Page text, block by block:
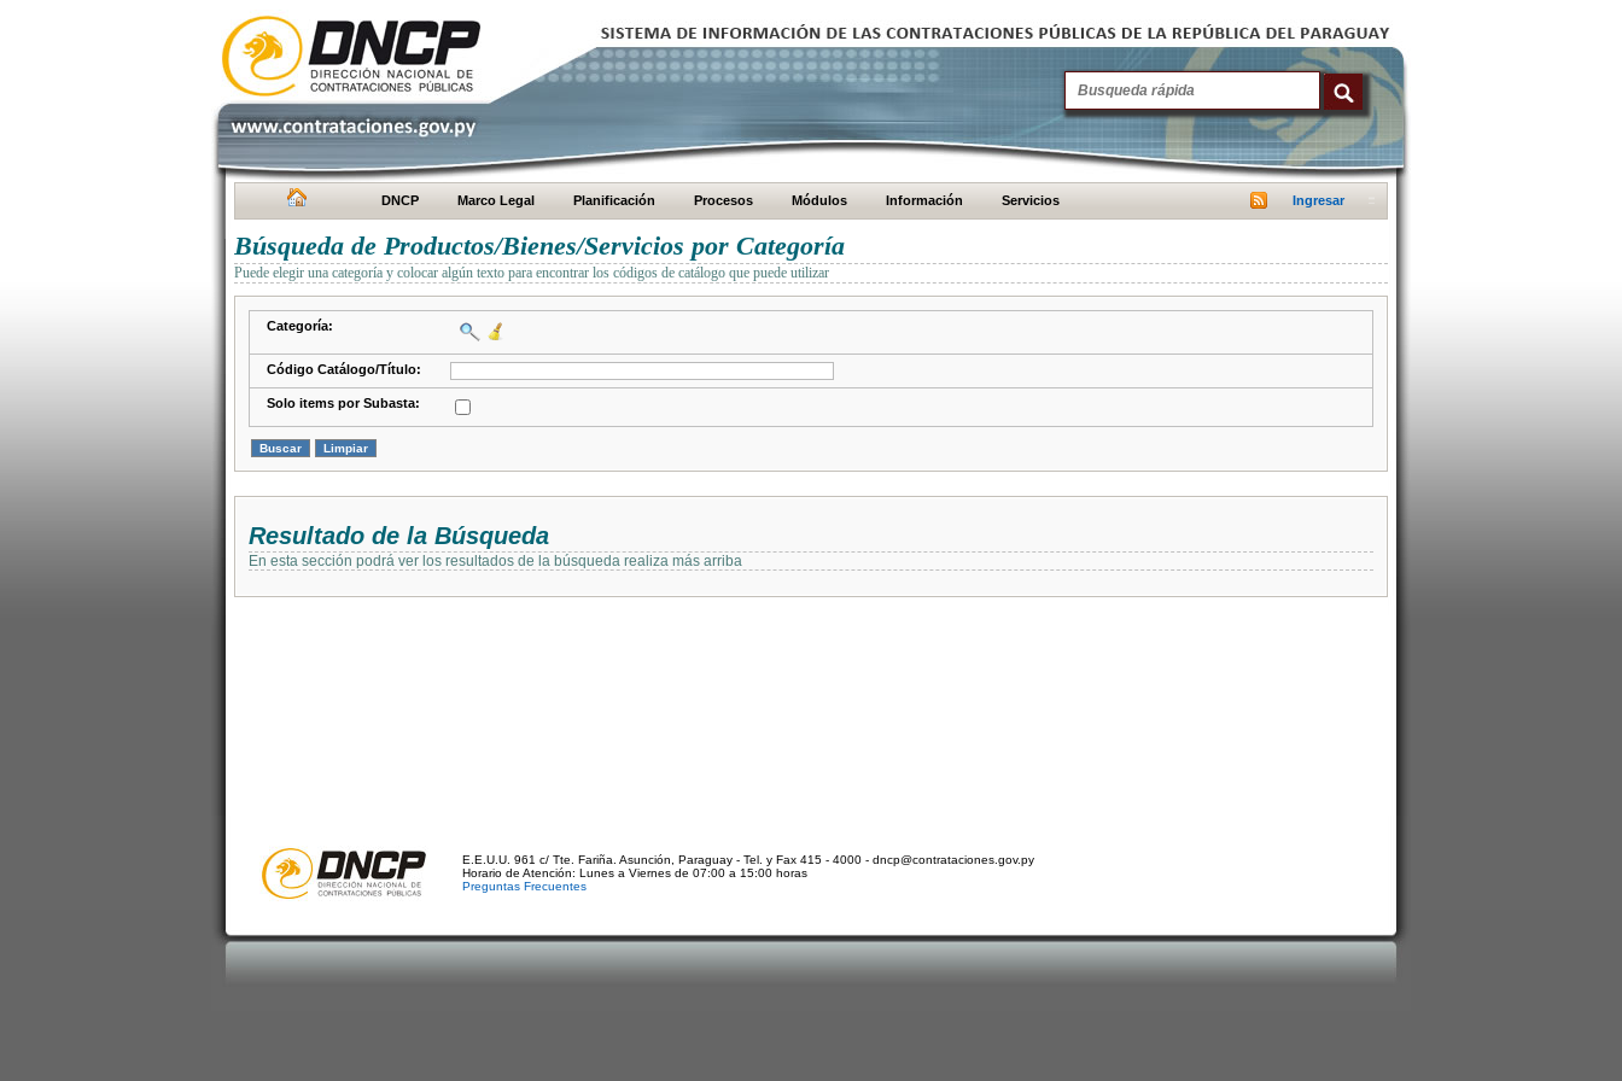
DNCP Marco Legal Planificación Procesos Módulos Información Servicios Ingresar
Búsqueda de Productos/Bienes/Servicios por Categoría
Puede elegir una categoría y colocar algún texto para encontrar los códigos de catálogo que puede utilizar
Categoría:
Código Catálogo/Título:
Solo items por Subasta:
Resultado de la Búsqueda
En esta sección podrá ver los resultados de la búsqueda realiza más arriba
E.E.U.U. 961 c/ Tte. Fariña. Asunción, Paraguay - Tel. y Fax 415 - 4000 - dncp@contrataciones.gov.py
Horario de Atención: Lunes a Viernes de 07:00 a 15:00 horas
Preguntas Frecuentes